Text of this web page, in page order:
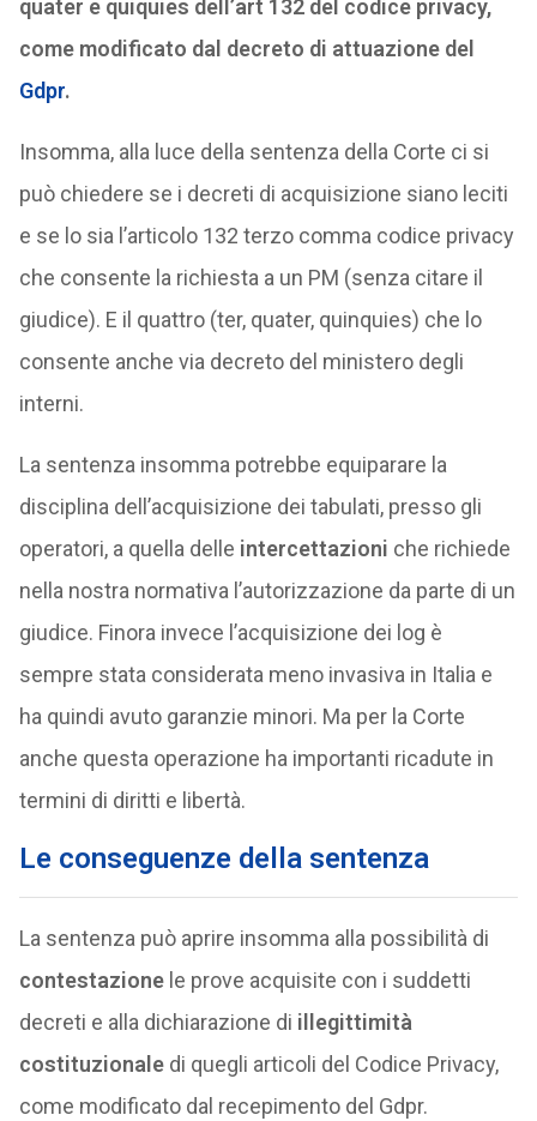
quater e quiquies dell’art 132 del codice privacy,
come modificato dal decreto di attuazione del
Gdpr.
Insomma, alla luce della sentenza della Corte ci si
può chiedere se i decreti di acquisizione siano leciti
e se lo sia l’articolo 132 terzo comma codice privacy
che consente la richiesta a un PM (senza citare il
giudice). E il quattro (ter, quater, quinquies) che lo
consente anche via decreto del ministero degli
interni.
La sentenza insomma potrebbe equiparare la
disciplina dell’acquisizione dei tabulati, presso gli
operatori, a quella delle intercettazioni che richiede
nella nostra normativa l’autorizzazione da parte di un
giudice. Finora invece l’acquisizione dei log è
sempre stata considerata meno invasiva in Italia e
ha quindi avuto garanzie minori. Ma per la Corte
anche questa operazione ha importanti ricadute in
termini di diritti e libertà.
Le conseguenze della sentenza
La sentenza può aprire insomma alla possibilità di
contestazionele prove acquisite con i suddetti
decreti e alla dichiarazione di illegittimità
costituzionaledi quegli articoli del Codice Privacy,
come modificato dal recepimento del Gdpr.